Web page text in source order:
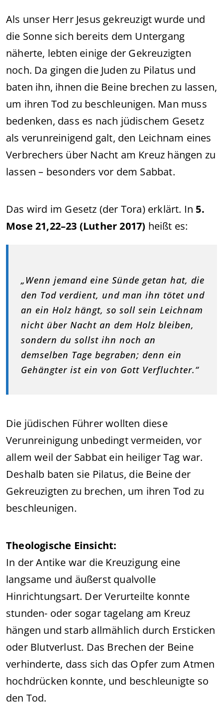
Als unser Herr Jesus gekreuzigt wurde und
die Sonne sich bereits dem Untergang
näherte, lebten einige der Gekreuzigten
noch. Da gingen die Juden zu Pilatus und
baten ihn, ihnen die Beine brechen zu lassen,
um ihren Tod zu beschleunigen. Man muss
bedenken, dass es nach jüdischem Gesetz
als verunreinigend galt, den Leichnam eines
Verbrechers über Nacht am Kreuz hängen zu
lassen – besonders vor dem Sabbat.
Das wird im Gesetz (der Tora) erklärt. In 5.
Mose 21,22–23 (Luther 2017) heißt es:
„Wenn jemand eine Sünde getan hat, die
den Tod verdient, und man ihn tötet und
an ein Holz hängt, so soll sein Leichnam
nicht über Nacht an dem Holz bleiben,
sondern du sollst ihn noch an
demselben Tage begraben; denn ein
Gehängter ist ein von Gott Verfluchter.“
Die jüdischen Führer wollten diese
Verunreinigung unbedingt vermeiden, vor
allem weil der Sabbat ein heiliger Tag war.
Deshalb baten sie Pilatus, die Beine der
Gekreuzigten zu brechen, um ihren Tod zu
beschleunigen.
Theologische Einsicht:
In der Antike war die Kreuzigung eine
langsame und äußerst qualvolle
Hinrichtungsart. Der Verurteilte konnte
stunden- oder sogar tagelang am Kreuz
hängen und starb allmählich durch Ersticken
oder Blutverlust. Das Brechen der Beine
verhinderte, dass sich das Opfer zum Atmen
hochdrücken konnte, und beschleunigte so
den Tod.